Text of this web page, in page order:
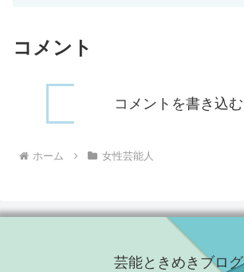
コメント
コメントを書き込む
ホーム 女性芸能人
芸能ときめきブログ